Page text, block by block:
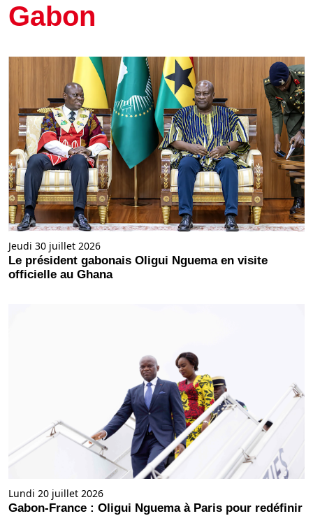
Gabon
Jeudi 30 juillet 2026
Le président gabonais Oligui Nguema en visite
officielle au Ghana
Lundi 20 juillet 2026
Gabon-France : Oligui Nguema à Paris pour redéfinir